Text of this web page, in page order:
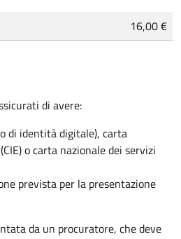
16,00 €
di avere:
di identità digitale), carta
o carta nazionale dei servizi
prevista per la presentazione
da un procuratore, che deve